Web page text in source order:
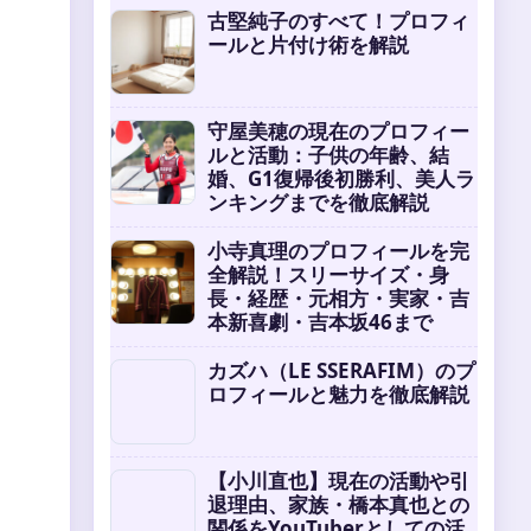
古堅純子のすべて！プロフィ
ールと片付け術を解説
守屋美穂の現在のプロフィー
ルと活動：子供の年齢、結
婚、G1復帰後初勝利、美人ラ
ンキングまでを徹底解説
小寺真理のプロフィールを完
全解説！スリーサイズ・身
長・経歴・元相方・実家・吉
本新喜劇・吉本坂46まで
カズハ（LE SSERAFIM）のプ
ロフィールと魅力を徹底解説
【小川直也】現在の活動や引
退理由、家族・橋本真也との